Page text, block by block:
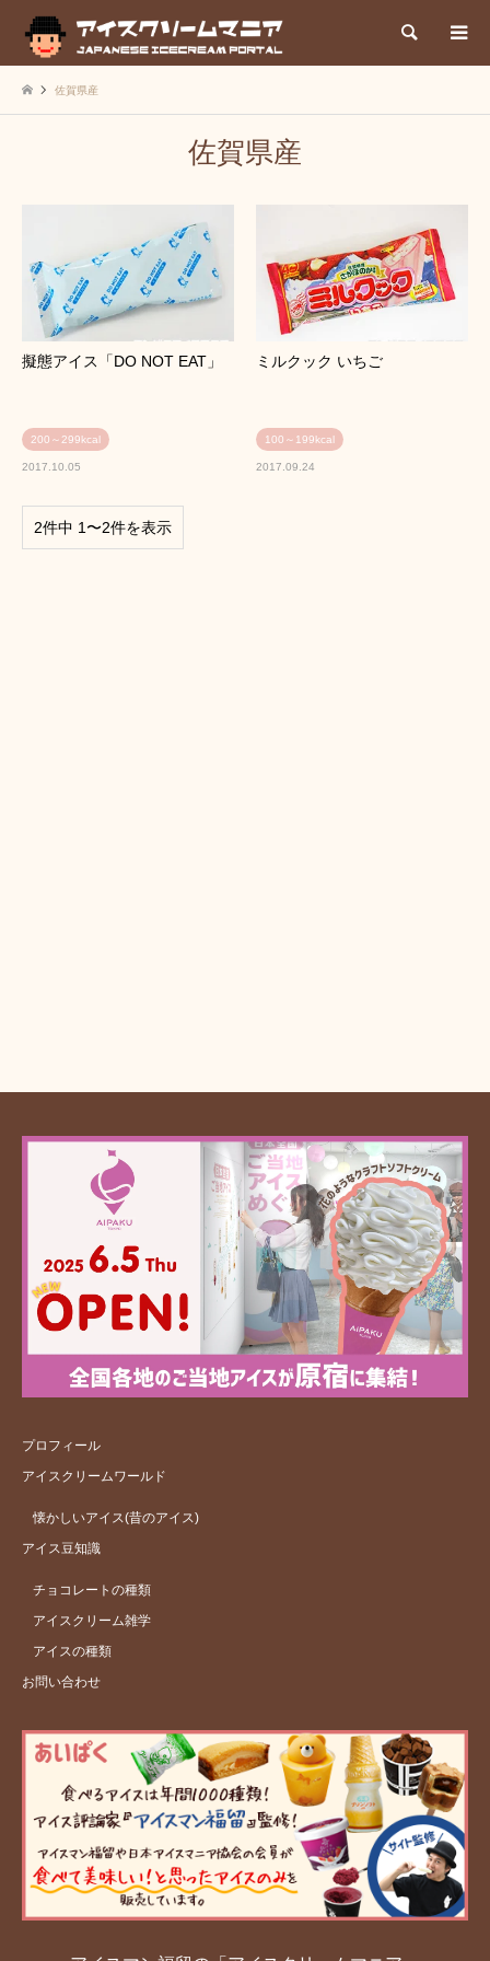
検索
佐賀県産
佐賀県産
擬態アイス「DO NOT EAT」
200～299kcal
2017.10.05
ミルクック いちご
100～199kcal
2017.09.24
2件中 1〜2件を表示
プロフィール
アイスクリームワールド
懐かしいアイス(昔のアイス)
アイス豆知識
チョコレートの種類
アイスクリーム雑学
アイスの種類
お問い合わせ